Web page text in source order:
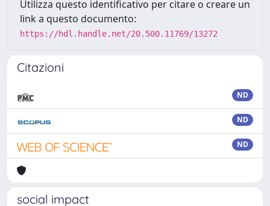
Utilizza questo identificativo per citare o creare un
link a questo documento:
https://hdl.handle.net/20.500.11769/13272
Citazioni
ND
ND
ND
social impact